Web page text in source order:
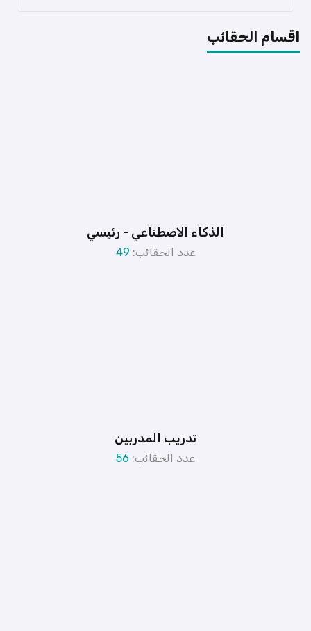
اقسام الحقائب
الذكاء الاصطناعي - رئيسي
عدد الحقائب: 49
تدريب المدربين
عدد الحقائب: 56